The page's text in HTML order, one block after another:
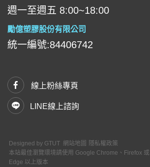
週一至週五 8:00~18:00
勵億塑膠股份有限公司
統一編號:84406742
線上粉絲專頁
LINE線上諮詢
Designed by GTUT 網站地圖
隱私權政策
本站最佳瀏覽環境請使用 Google Chrome、Firefox 或
Edge 以上版本